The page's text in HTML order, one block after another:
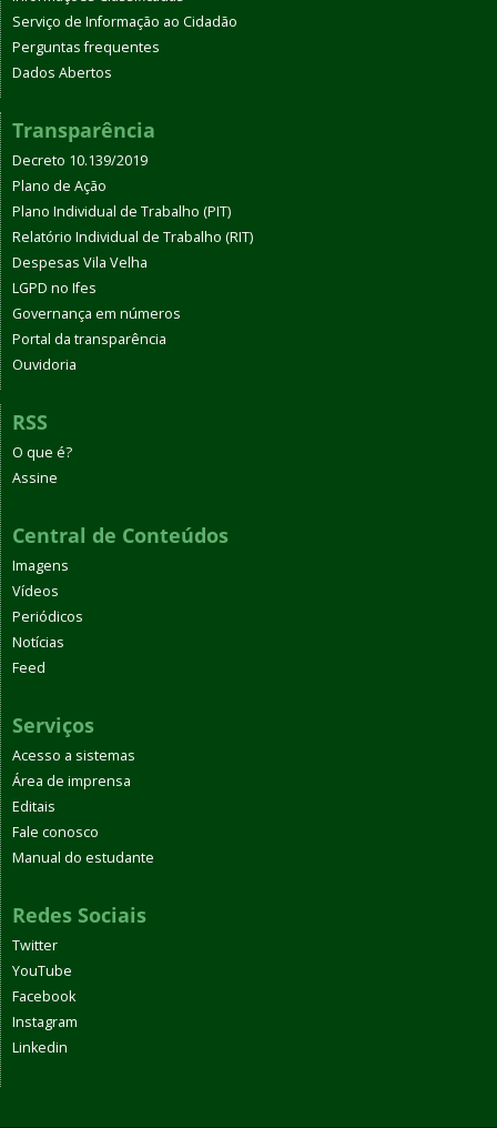
Serviço de Informação ao Cidadão
Perguntas frequentes
Dados Abertos
Transparência
Decreto 10.139/2019
Plano de Ação
Plano Individual de Trabalho (PIT)
Relatório Individual de Trabalho (RIT)
Despesas Vila Velha
LGPD no Ifes
Governança em números
Portal da transparência
Ouvidoria
RSS
O que é?
Assine
Central de Conteúdos
Imagens
Vídeos
Periódicos
Notícias
Feed
Serviços
Acesso a sistemas
Área de imprensa
Editais
Fale conosco
Manual do estudante
Redes Sociais
Twitter
YouTube
Facebook
Instagram
Linkedin